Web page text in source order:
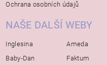
Ochrana osobních údajů
NAŠE DALŠÍ WEBY
Inglesina
Baby-Dan
Ameda
Faktum